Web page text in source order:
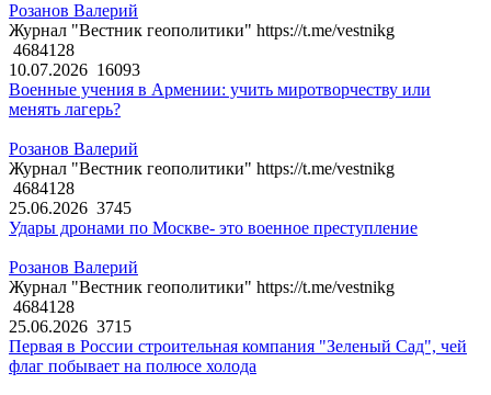
Розанов Валерий
Журнал "Вестник геополитики" https://t.me/vestnikg
4684128
10.07.2026 16093
Военные учения в Армении: учить миротворчеству или
менять лагерь?
Розанов Валерий
Журнал "Вестник геополитики" https://t.me/vestnikg
4684128
25.06.2026 3745
Удары дронами по Москве- это военное преступление
Розанов Валерий
Журнал "Вестник геополитики" https://t.me/vestnikg
4684128
25.06.2026 3715
Первая в России строительная компания "Зеленый Сад", чей
флаг побывает на полюсе холода